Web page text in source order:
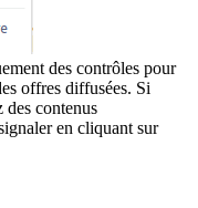
des contrôles pour
offres diffusées. Si
des contenus
en cliquant sur